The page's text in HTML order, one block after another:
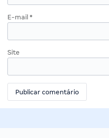
E-mail *
Site